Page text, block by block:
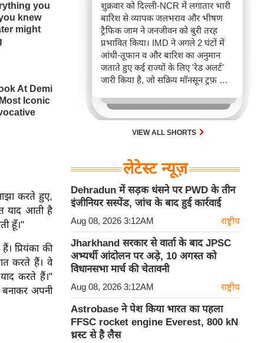
करते हुए,
याद आती है
हूँ।"
प्रियंका की
करते हैं। वे
करते हैं।"
अपनी
शुक्रवार को दिल्ली-NCR में लगातार भारी
बारिश से व्यापक जलभराव और भीषण
ट्रैफिक जाम ने जनजीवन को बुरी तरह
प्रभावित किया। IMD ने अगले 2 घंटों में
आंधी-तूफान व और बारिश का अनुमान
जताते हुए कई राज्यों के लिए 'रेड अलर्ट'
जारी किया है, जो सक्रिय मॉनसून ट्रफ़ और
जिससे यातायात बाधित होने के साथ-साथ
सफदरजंग अस्पताल में भी जलभराव की
स्थिति बनी।VIEW ALL SHORTS
लेटेस्ट न्यूज़
Dehradun में सड़क धंसने पर PWD के तीन
इंजीनियर सस्पेंड, जांच के बाद हुई कार्रवाई
Aug 08, 2026 3:12AM राष्ट्रीय
Jharkhand सरकार से वार्ता के बाद JPSC
अभ्यर्थी आंदोलन पर अड़े, 10 अगस्त को
विधानसभा मार्च की चेतावनी
Aug 08, 2026 3:12AM राष्ट्रीय
Astrobase ने पेश किया भारत का पहला
FFSC rocket engine Everest, 800 kN
थ्रस्ट से है लैस